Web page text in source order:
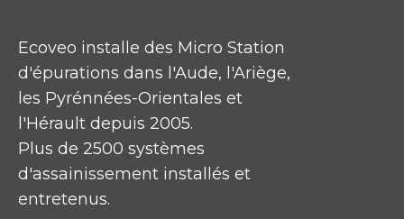
Ecoveo installe des Micro Station
d'épurations dans l'Aude, l'Ariège,
les Pyrénnées-Orientales et
l'Hérault depuis 2005.
Plus de 2500 systèmes
d'assainissement installés et
entretenus.